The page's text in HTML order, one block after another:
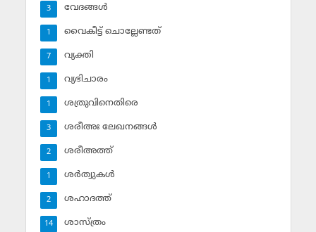
വേദങ്ങള്‍
3
വൈകീട്ട് ചൊല്ലേണ്ടത്
1
വ്യക്തി
7
വ്യഭിചാരം
1
ശത്രുവിനെതിരെ
1
ശരീഅഃ ലേഖനങ്ങള്‍
3
ശരീഅത്ത്
2
ശര്‍ത്വുകള്‍
1
ശഹാദത്ത്
2
ശാസ്ത്രം
14